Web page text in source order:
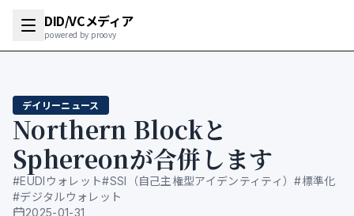
DID/VCメディア
powered by proovy
デイリーニュース
Northern Blockと
Sphereonが合併します
#EUDIウォレット#SSI（自己主権型アイデンティティ）#標準化
#デジタルウォレット
2025-01-31